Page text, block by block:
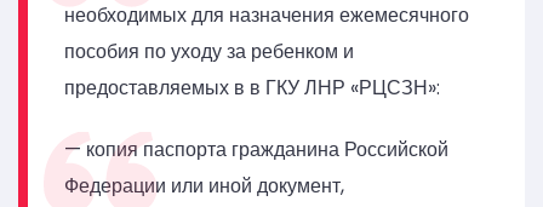
необходимых для назначения ежемесячного
пособия по уходу за ребенком и
предоставляемых в в ГКУ ЛНР «РЦСЗН»:
— копия паспорта гражданина Российской
Федерации или иной документ,